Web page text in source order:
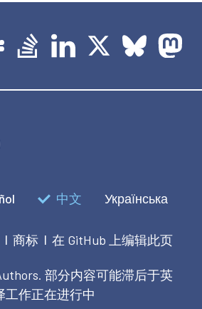
中文 Українська
| 商标 | 在 GitHub 上编辑此页
部分内容可能滞后于英
工作正在进行中